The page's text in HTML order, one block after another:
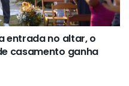
entrada no altar, o
casamento ganha